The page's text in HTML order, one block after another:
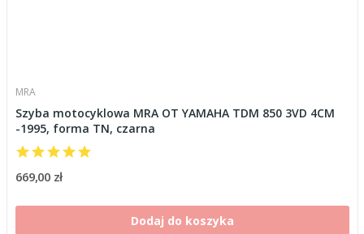
MRA
Szyba motocyklowa MRA OT YAMAHA TDM 850 3VD 4CM
-1995, forma TN, czarna
669,00 zł
Dodaj do koszyka